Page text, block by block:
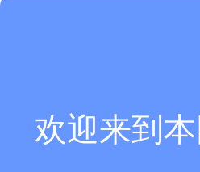
欢迎来到